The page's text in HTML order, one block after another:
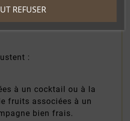
avec un glaçon, en le
:
à un cocktail ou à la
fruits associées à un
bien frais.
REFUSER